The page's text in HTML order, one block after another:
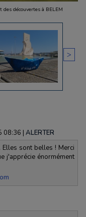
découvertes à BELEM
>
08:36 | ALERTER
sont belles ! Merci
j'apprécie énormément